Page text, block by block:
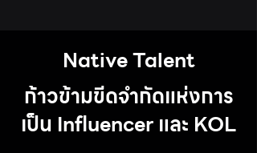
Native Talent
ก้าวข้ามขีดจำกัดแห่งการ
เป็น Influencer และ KOL